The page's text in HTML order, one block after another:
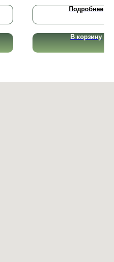
Подробнее
В корзину